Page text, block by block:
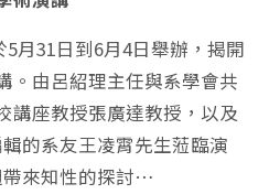
31日到6月4日舉辦，揭開
。由呂紹理主任與系學會共
講座教授張廣達教授，以及
的系友王凌霄先生蒞臨演
來知性的探討…